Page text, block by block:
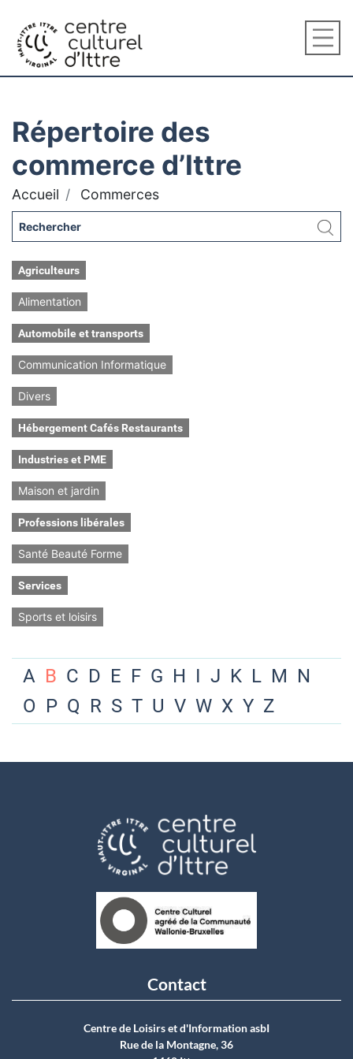
Répertoire des
commerce d’Ittre
Accueil Commerces
Agriculteurs
Alimentation
Automobile et transports
Communication Informatique
Divers
Hébergement Cafés Restaurants
Industries et PME
Maison et jardin
Professions libérales
Santé Beauté Forme
Services
Sports et loisirs
A B C D E F G H I J K L M N
O P Q R S T U V W X Y Z
Contact
Centre de Loisirs et d'Information asbI
Rue de la Montagne, 36